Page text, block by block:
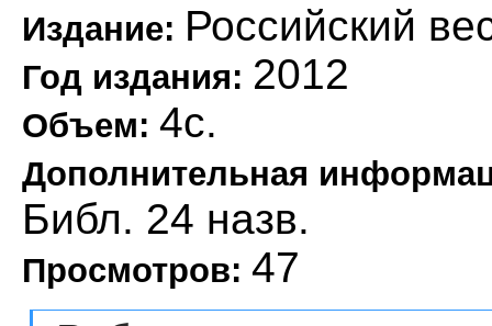
Издание: Российский
Год издания: 2012
Объем: 4с.
Дополнительная
Библ. 24 назв.
Просмотров: 47